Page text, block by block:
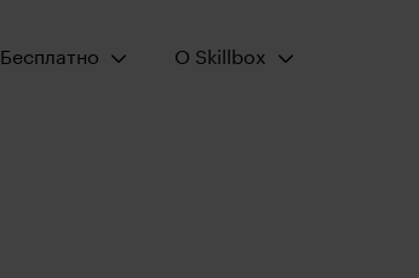
Открыть меню:
Бесплатно Открыть меню:
О Skillbox